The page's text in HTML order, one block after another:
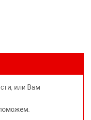
то есть на
для
нарушает права
знаков.
или Вам